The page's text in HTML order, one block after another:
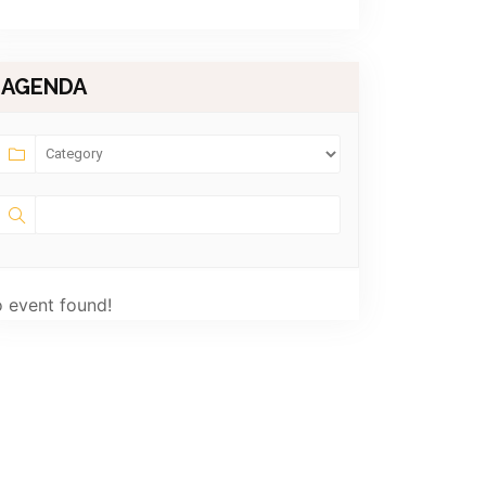
AGENDA
event found!